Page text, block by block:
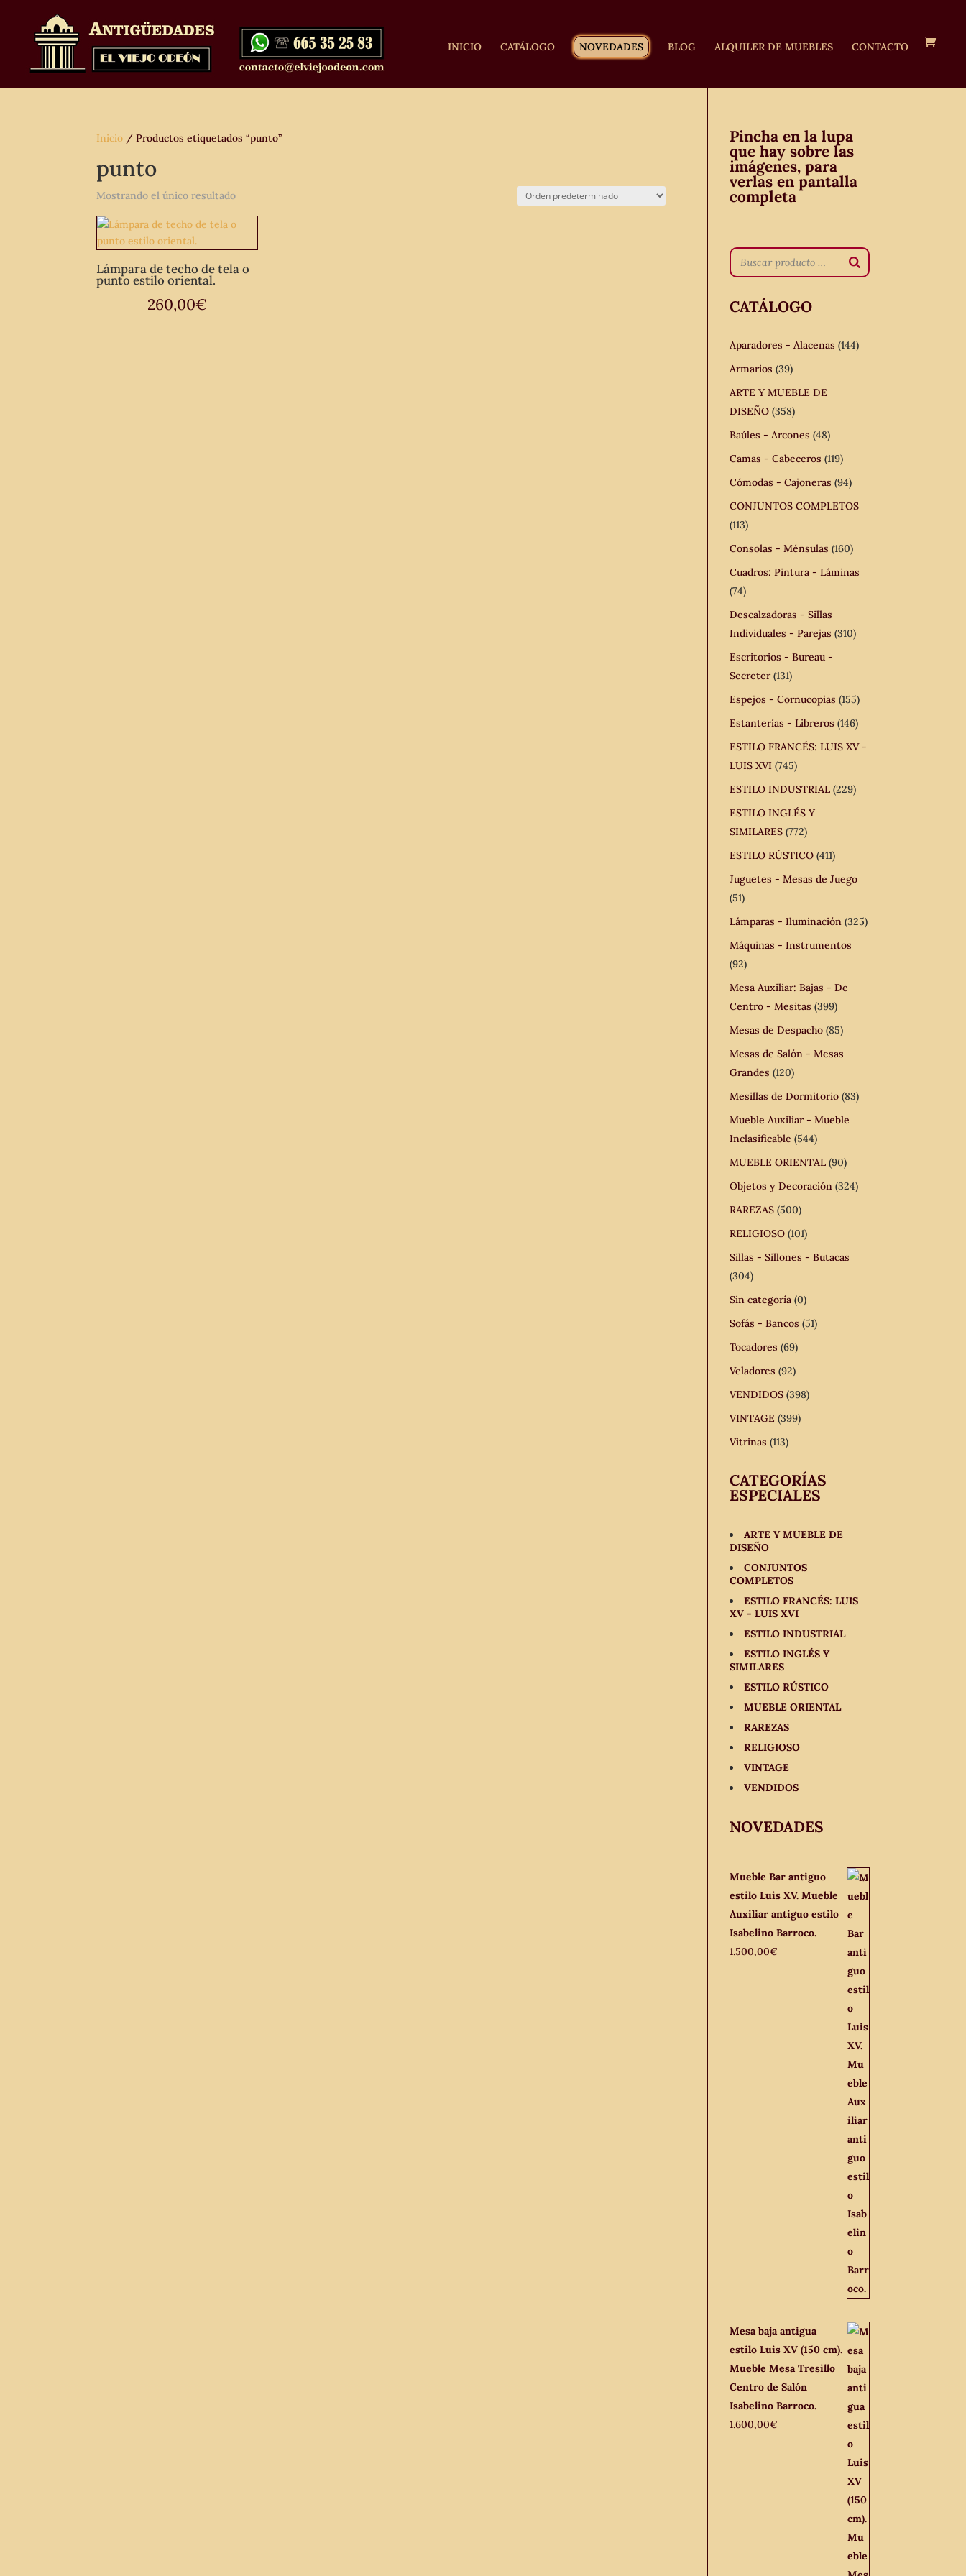
INICIO CATÁLOGO NOVEDADES BLOG ALQUILER DE MUEBLES CONTACTO
Inicio / Productos etiquetados “punto”
punto
Mostrando el único resultado
Lámpara de techo de tela o
punto estilo oriental.
260,00€
Pincha en la lupa
que hay sobre las
imágenes, para
verlas en pantalla
completa
CATÁLOGO
Aparadores - Alacenas (144)
Armarios (39)
ARTE Y MUEBLE DE
DISEÑO (358)
Baúles - Arcones (48)
Camas - Cabeceros (119)
Cómodas - Cajoneras (94)
CONJUNTOS COMPLETOS
(113)
Consolas - Ménsulas (160)
Cuadros: Pintura - Láminas
(74)
Descalzadoras - Sillas
Individuales - Parejas (310)
Escritorios - Bureau -
Secreter (131)
Espejos - Cornucopias (155)
Estanterías - Libreros (146)
ESTILO FRANCÉS: LUIS XV -
LUIS XVI (745)
ESTILO INDUSTRIAL (229)
ESTILO INGLÉS Y
SIMILARES (772)
ESTILO RÚSTICO (411)
Juguetes - Mesas de Juego
(51)
Lámparas - Iluminación (325)
Máquinas - Instrumentos
(92)
Mesa Auxiliar: Bajas - De
Centro - Mesitas (399)
Mesas de Despacho (85)
Mesas de Salón - Mesas
Grandes (120)
Mesillas de Dormitorio (83)
Mueble Auxiliar - Mueble
Inclasificable (544)
MUEBLE ORIENTAL (90)
Objetos y Decoración (324)
RAREZAS (500)
RELIGIOSO (101)
Sillas - Sillones - Butacas
(304)
Sin categoría (0)
Sofás - Bancos (51)
Tocadores (69)
Veladores (92)
VENDIDOS (398)
VINTAGE (399)
Vitrinas (113)
CATEGORÍAS
ESPECIALES
ARTE Y MUEBLE DE
DISEÑO
CONJUNTOS
COMPLETOS
ESTILO FRANCÉS: LUIS
XV - LUIS XVI
ESTILO INDUSTRIAL
ESTILO INGLÉS Y
SIMILARES
ESTILO RÚSTICO
MUEBLE ORIENTAL
RAREZAS
RELIGIOSO
VINTAGE
VENDIDOS
NOVEDADES
Mueble Bar antiguo
estilo Luis XV. Mueble
Auxiliar antiguo estilo
Isabelino Barroco.
1.500,00€
Mesa baja antigua
estilo Luis XV (150 cm).
Mueble Mesa Tresillo
Centro de Salón
Isabelino Barroco.
1.600,00€